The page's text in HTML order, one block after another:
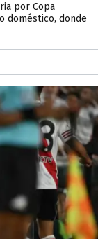
por Copa
doméstico, donde